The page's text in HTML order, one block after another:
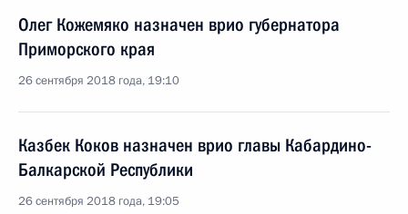
Олег Кожемяко назначен врио губернатора
Приморского края
26 сентября 2018 года, 19:10
Казбек Коков назначен врио главы Кабардино-
Балкарской Республики
26 сентября 2018 года, 19:05